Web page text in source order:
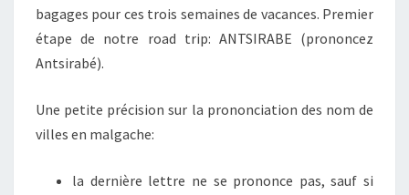
bagages pour ces trois semaines de vacances. Premier
étape de notre road trip: ANTSIRABE (prononcez
Antsirabé).
Une petite précision sur la prononciation des nom de
villes en malgache:
la dernière lettre ne se prononce pas, sauf si